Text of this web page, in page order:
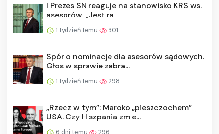
I Prezes SN reaguje na stanowisko KRS ws.
asesorów. „Jest ra...
1 tydzień temu 301
Spór o nominacje dla asesorów sądowych.
Głos w sprawie zabra...
1 tydzień temu 298
„Rzecz w tym”: Maroko „pieszczochem”
USA. Czy Hiszpania zmie...
6 dni temu 296